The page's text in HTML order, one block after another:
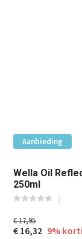
Aanbieding
Wella Oil
250ml
€ 17,95
€ 16,32 9%